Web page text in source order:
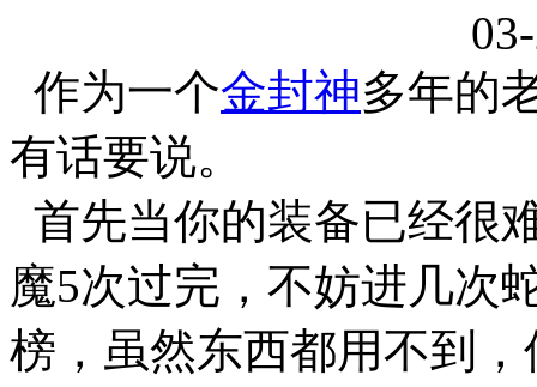
作为一个金封神多年的
有话要说。
首先当你的装备已经很
魔5次过完，不妨进几次
榜，虽然东西都用不到